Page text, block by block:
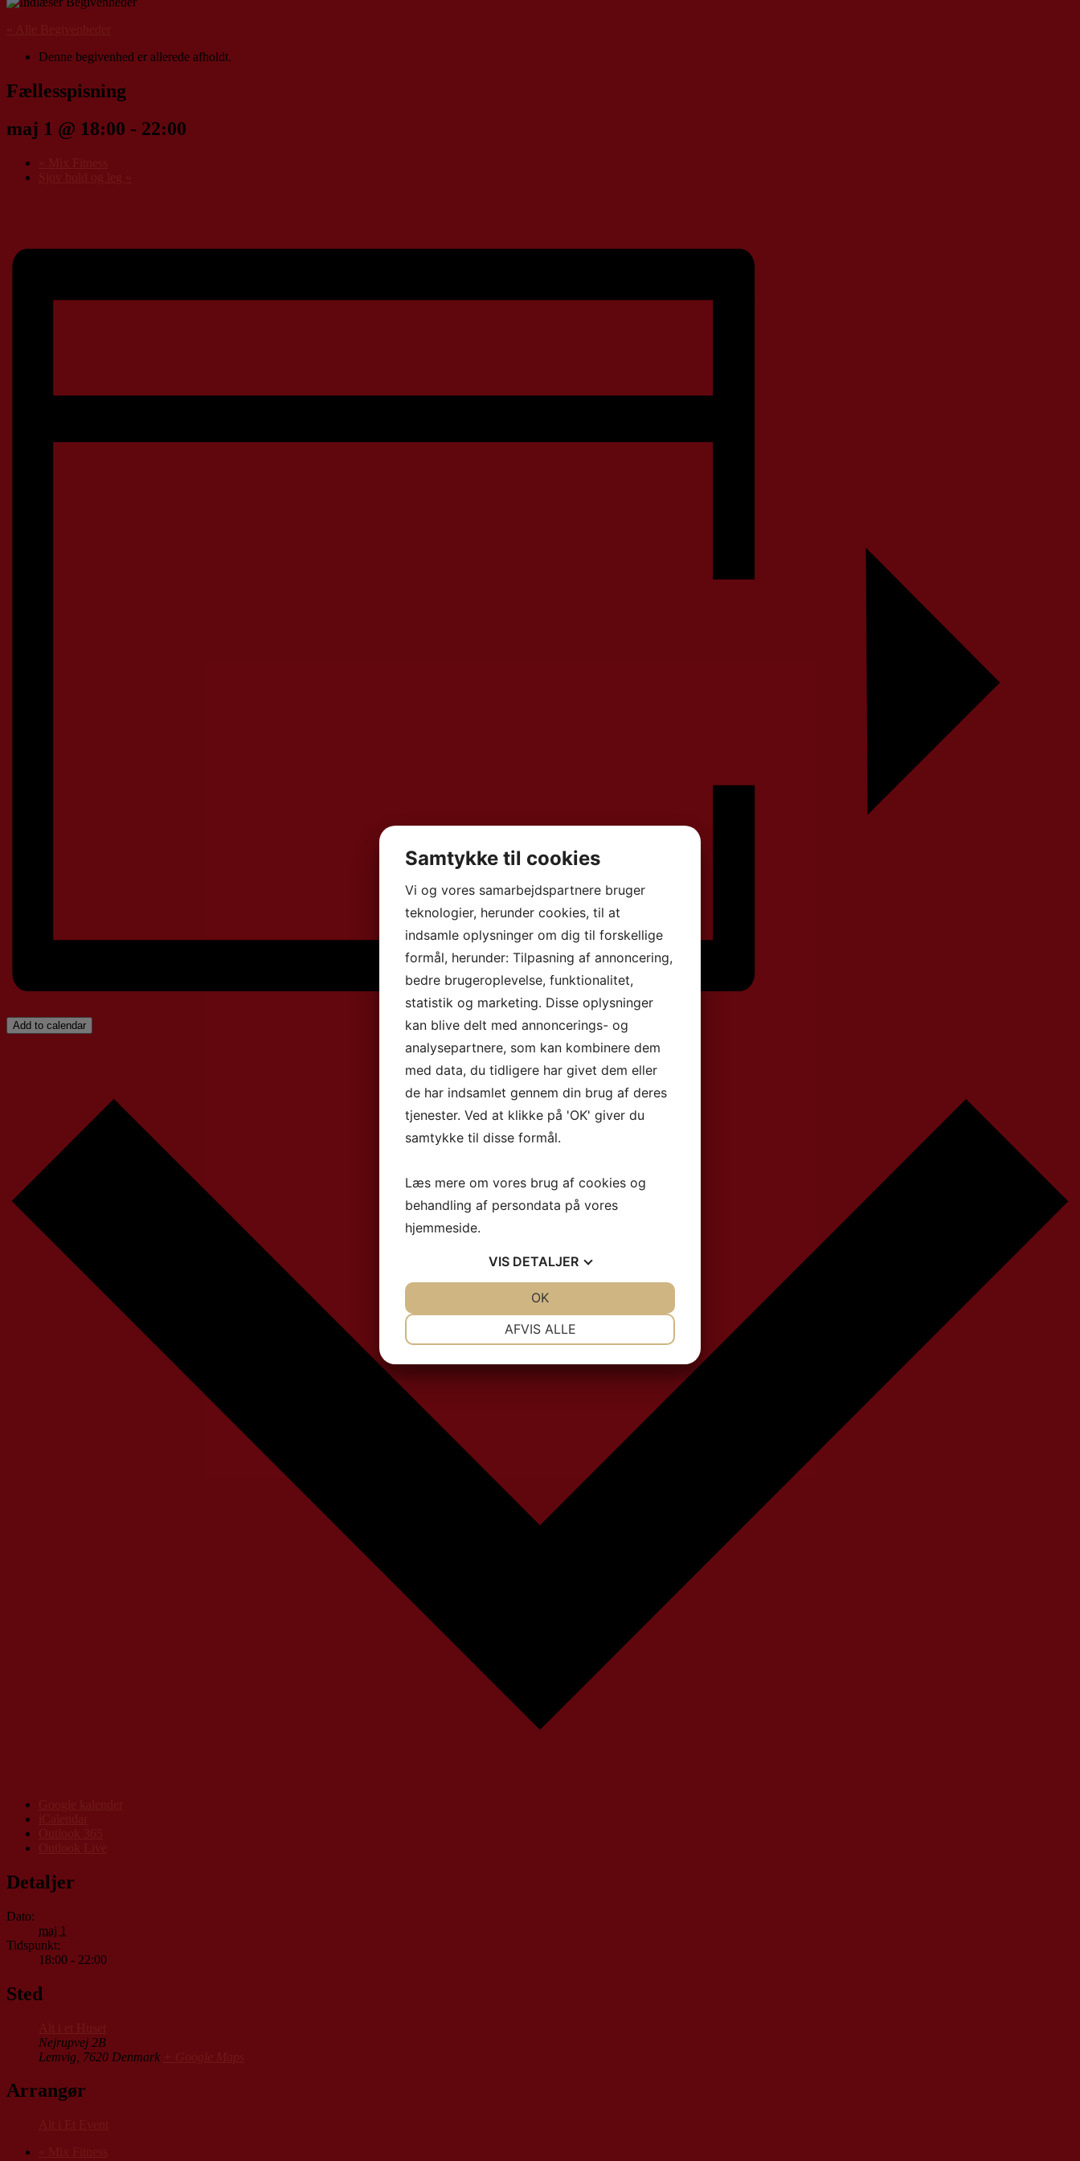
Denne begivenhed er allerede afholdt.
Fællesspisning
maj 1 @ 18:00 - 22:00
Add to calendar
Detaljer
Dato:
maj 1
Tidspunkt:
18:00 - 22:00
Sted
Nejrupvej 2B
Lemvig 7620 Denmark
Arrangør
Samtykke til cookies
Vi og vores samarbejdspartnere bruger
teknologier, herunder cookies, til at
indsamle oplysninger om dig til forskellige
formål, herunder: Tilpasning af annoncering,
bedre brugeroplevelse, funktionalitet,
statistik og marketing. Disse oplysninger
kan blive delt med annoncerings- og
analysepartnere, som kan kombinere dem
med data, du tidligere har givet dem eller
de har indsamlet gennem din brug af deres
tjenester. Ved at klikke på 'OK' giver du
samtykke til disse formål.
Læs mere om vores brug af cookies og
behandling af persondata på vores
hjemmeside.
VIS DETALJER
AFVIS ALLE
OK